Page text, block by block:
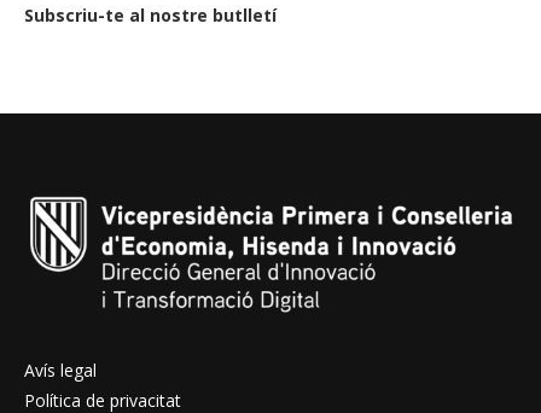
Subscriu-te al nostre butlletí
Avís legal
Política de privacitat